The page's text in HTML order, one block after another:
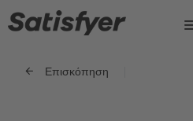
Επισκόπηση